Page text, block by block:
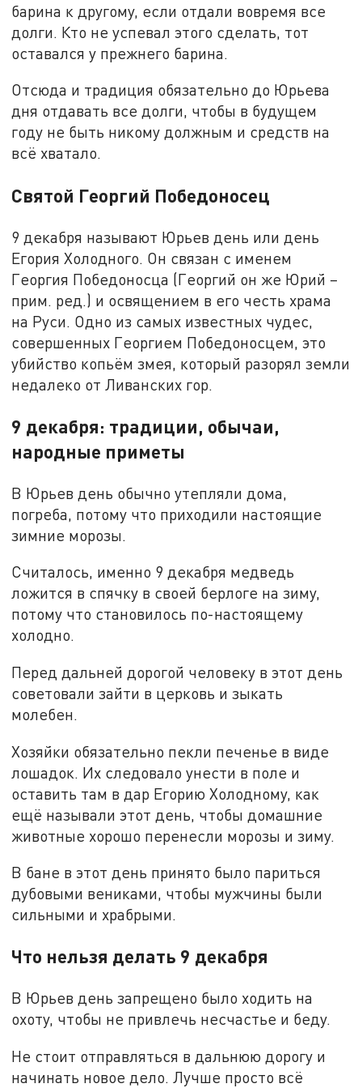
барина к другому, если отдали вовремя все
долги. Кто не успевал этого сделать, тот
оставался у прежнего барина.
Отсюда и традиция обязательно до Юрьева
дня отдавать все долги, чтобы в будущем
году не быть никому должным и средств на
всё хватало.
Святой Георгий Победоносец
9 декабря называют Юрьев день или день
Егория Холодного. Он связан с именем
Георгия Победоносца (Георгий он же Юрий –
прим. ред.) и освящением в его честь храма
на Руси. Одно из самых известных чудес,
совершенных Георгием Победоносцем, это
убийство копьём змея, который разорял земли
недалеко от Ливанских гор.
9 декабря: традиции, обычаи,
народные приметы
В Юрьев день обычно утепляли дома,
погреба, потому что приходили настоящие
зимние морозы.
Считалось, именно 9 декабря медведь
ложится в спячку в своей берлоге на зиму,
потому что становилось по-настоящему
холодно.
Перед дальней дорогой человеку в этот день
советовали зайти в церковь и зыкать
молебен.
Хозяйки обязательно пекли печенье в виде
лошадок. Их следовало унести в поле и
оставить там в дар Егорию Холодному, как
ещё называли этот день, чтобы домашние
животные хорошо перенесли морозы и зиму.
В бане в этот день принято было париться
дубовыми вениками, чтобы мужчины были
сильными и храбрыми.
Что нельзя делать 9 декабря
В Юрьев день запрещено было ходить на
охоту, чтобы не привлечь несчастье и беду.
Не стоит отправляться в дальнюю дорогу и
начинать новое дело. Лучше просто всё